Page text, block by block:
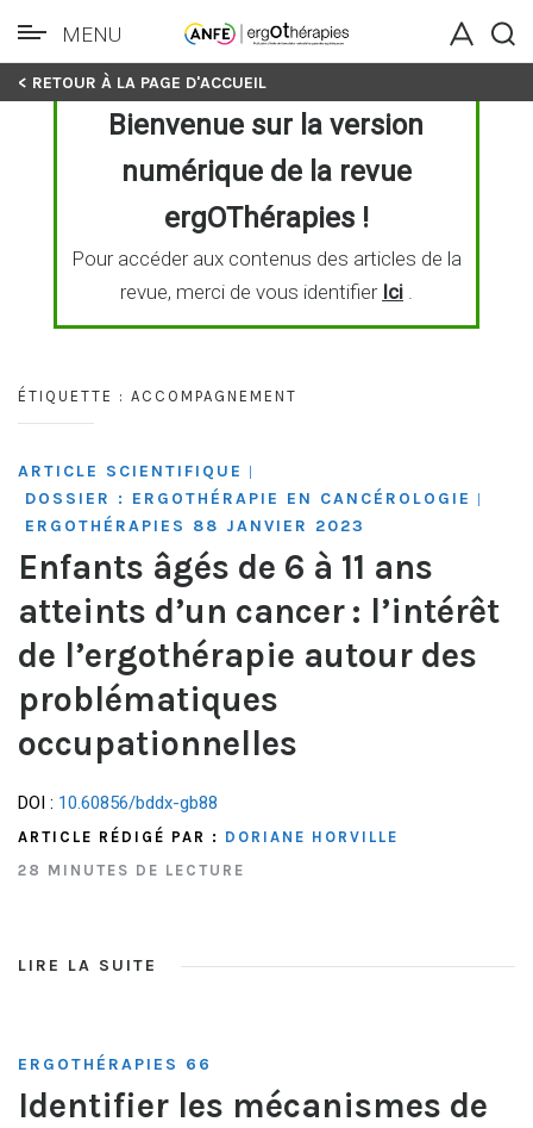
Skip
MENU
< RETOUR À LA PAGE D'ACCUEIL
Bienvenue sur la version
numérique de la revue
ergOThérapies !
Pour accéder aux contenus des articles de la
revue, merci de vous identifier Ici.
ÉTIQUETTE : ACCOMPAGNEMENT
ARTICLE SCIENTIFIQUE |
DOSSIER : ERGOTHÉRAPIE EN CANCÉROLOGIE |
ERGOTHÉRAPIES 88 JANVIER 2023
Enfants âgés de 6 à 11 ans
atteints d’un cancer : l’intérêt
de l’ergothérapie autour des
problématiques
occupationnelles
DOI : 10.60856/bddx-gb88
ARTICLE RÉDIGÉ PAR : DORIANE HORVILLE
28 MINUTES DE LECTURE
LIRE LA SUITE
ERGOTHÉRAPIES 66
Identifier les mécanismes de